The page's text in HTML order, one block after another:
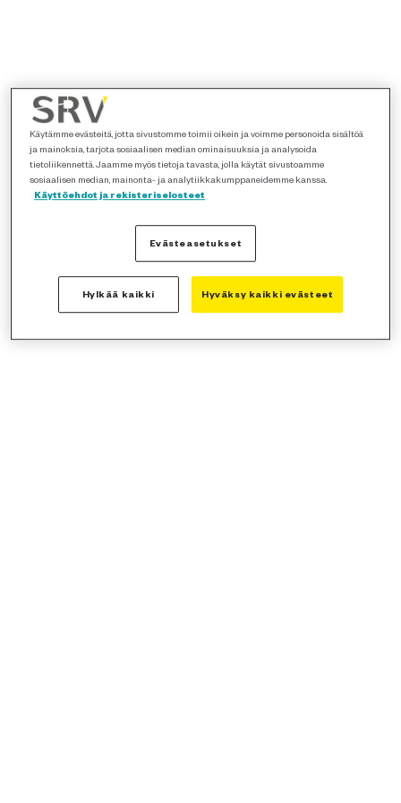
Käytämme evästeitä, jotta sivustomme toimii oikein ja voimme personoida sisältöä
ja mainoksia, tarjota sosiaalisen median ominaisuuksia ja analysoida
tietoliikennettä. Jaamme myös tietoja tavasta, jolla käytät sivustoamme
sosiaalisen median, mainonta- ja analytiikkakumppaneidemme kanssa.
Käyttöehdot ja rekisteriselosteet
Evästeasetukset
Hylkää kaikki Hyväksy kaikki evästeet